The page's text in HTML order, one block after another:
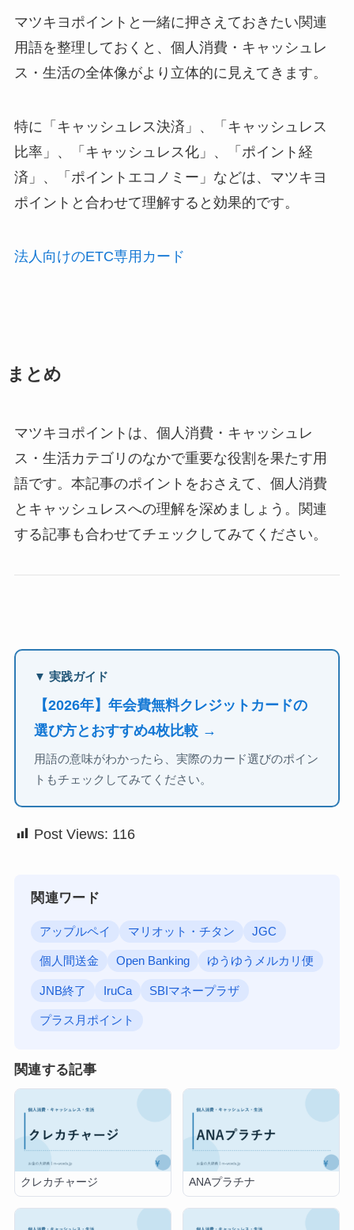
マツキヨポイントと一緒に押さえておきたい関連
用語を整理しておくと、個人消費・キャッシュレ
ス・生活の全体像がより立体的に見えてきます。
特に「キャッシュレス決済」、「キャッシュレス
比率」、「キャッシュレス化」、「ポイント経
済」、「ポイントエコノミー」などは、マツキヨ
ポイントと合わせて理解すると効果的です。
法人向けのETC専用カード
まとめ
マツキヨポイントは、個人消費・キャッシュレ
ス・生活カテゴリのなかで重要な役割を果たす用
語です。本記事のポイントをおさえて、個人消費
とキャッシュレスへの理解を深めましょう。関連
する記事も合わせてチェックしてみてください。
▼ 実践ガイド
【2026年】年会費無料クレジットカードの
選び方とおすすめ4枚比較 →
用語の意味がわかったら、実際のカード選びのポイン
トもチェックしてみてください。
Post Views: 116
関連ワード
アップルペイ マリオット・チタン JGC
個人間送金 Open Banking ゆうゆうメルカリ便
JNB終了 IruCa SBIマネープラザ
プラス月ポイント
関連する記事
クレカチャージ ANAプラチナ